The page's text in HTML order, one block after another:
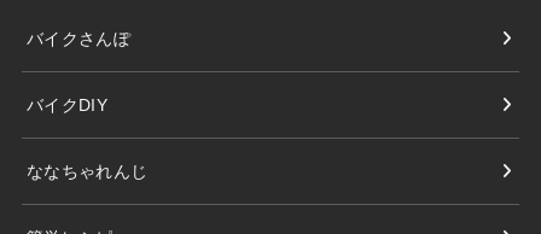
バイクさんぽ
バイクDIY
ななちゃれんじ